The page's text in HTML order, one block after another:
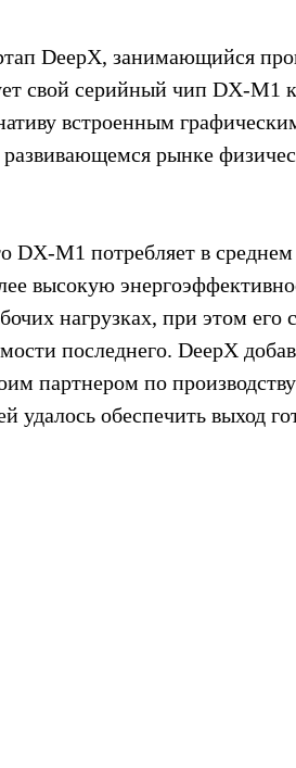
DeepX, занимающийся
свой серийный чип DX-M1
встроенным
развивающемся рынке
DX-M1 потребляет в среднем
высокую
нагрузках, при этом его
последнего. DeepX
партнером по
удалось обеспечить выход